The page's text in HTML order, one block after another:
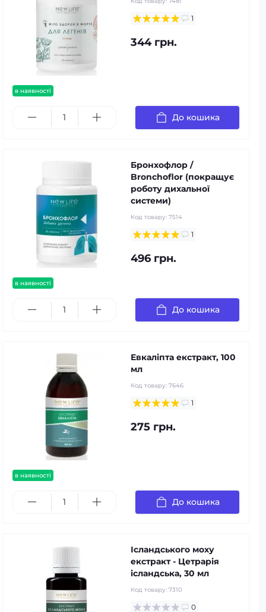
в наявності
1
344 грн.
До кошика
в наявності
Бронхофлор /
Bronchoflor (покращує
роботу дихальної
системи)
Код товару: 7514
1
496 грн.
До кошика
в наявності
Евкаліпта екстракт, 100
мл
Код товару: 7646
1
275 грн.
До кошика
Ісландського моху
екстракт - Цетрарія
ісландська, 30 мл
Код товару: 7310
0